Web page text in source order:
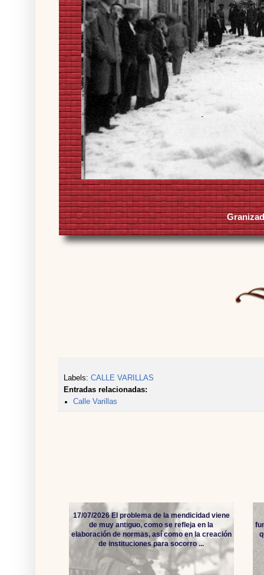
Labels: CALLE VARILLAS
Entradas relacionadas:
Calle Varillas
17/07/2026 El problema de la mendicidad viene
de muy antiguo, como se refleja en la
elaboración de normas, así como en la creación
de instituciones para socorro ...